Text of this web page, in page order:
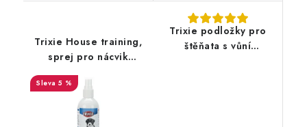
Trixie House training,
sprej pro nácvik
5 %
Trixie podložky pro
štěňata s vůní